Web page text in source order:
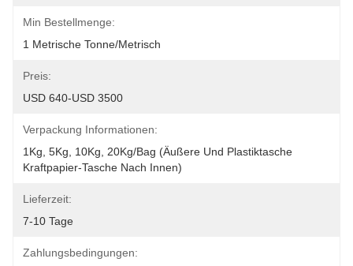
Min Bestellmenge:
1 Metrische Tonne/metrisch
Preis:
USD 640-USD 3500
Verpackung Informationen:
1Kg, 5Kg, 10Kg, 20Kg/Bag (äußere Und Plastiktasche
Kraftpapier-Tasche Nach Innen)
Lieferzeit:
7-10 Tage
Zahlungsbedingungen: